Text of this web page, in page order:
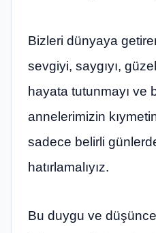
Bizleri dünyaya
sevgiyi, saygıyı,
hayata tutunmayı ve
annelerimizin
sadece belirli
hatırlamalıyız.
Bu duygu ve